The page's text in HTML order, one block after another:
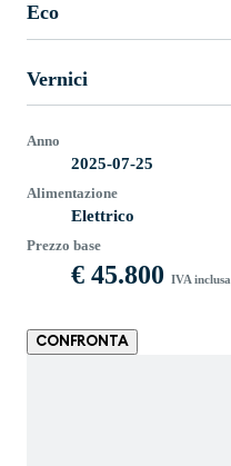
Eco
Vernici
Anno
2025-07-25
Alimentazione
Elettrico
Prezzo base
€ 45.800 IVA inclusa
CONFRONTA